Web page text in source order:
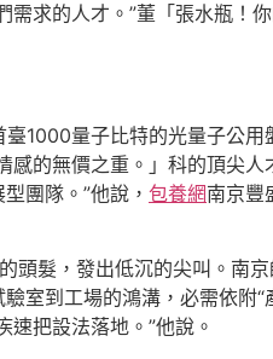
求的人才。”董「張水瓶！
1000量子比特的光量子公
的無價之重。」科的頂尖人
團隊。”他說， 包養網南京豐
頭髮，發出低沉的尖叫。南
室到工場的鴻溝，必需依附
把設法落地。”他說。